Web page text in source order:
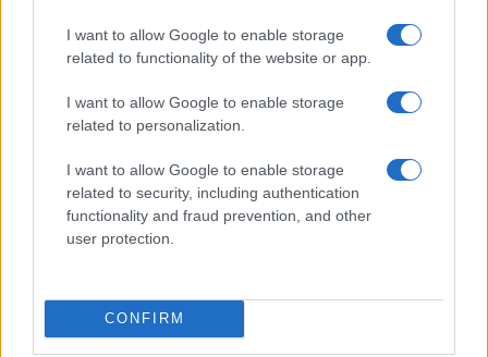
I want to allow Google to enable storage
related to functionality of the website or app.
I want to allow Google to enable storage
related to personalization.
I want to allow Google to enable storage
related to security, including authentication
functionality and fraud prevention, and other
user protection.
CONFIRM
#TERRORISMO #TURCHIA
2
Leggi i commenti